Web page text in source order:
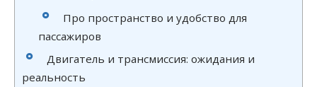
Про пространство и удобство для
пассажиров
Двигатель и трансмиссия: ожидания и
реальность